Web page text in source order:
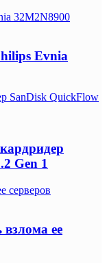
32M2N8900
Evnia
SanDisk QuickFlow
Gen 1
серверов
взлома ее